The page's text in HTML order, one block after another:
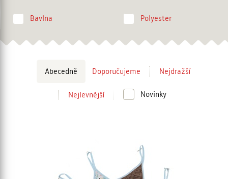
Bavlna Polyester
Abecedně Doporučujeme Nejdražší
Nejlevnější Novinky